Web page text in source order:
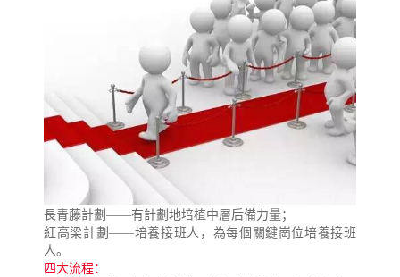
長青藤計劃——有計劃地培植中層后備力量；
紅高梁計劃——培養接班人，為每個關鍵崗位培養接班
人。
四大流程：